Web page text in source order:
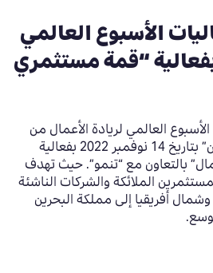
الأسبوع العالمي
“قمة مستثمري
العالمي لريادة الأعمال من
بتاريخ14نوفمبر2022بفعالية
بالتعاون مع “تنمو”.حيثتهدف
الملائكة والشركات الناشئة
أفريقيا إلى مملكة البحرين
.